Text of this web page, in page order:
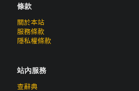
條款
關於本站
服務條款
隱私權條款
站內服務
查辭典